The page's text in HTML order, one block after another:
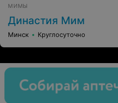
МИМЫ
Династия Мим
Минск Круглосуточно